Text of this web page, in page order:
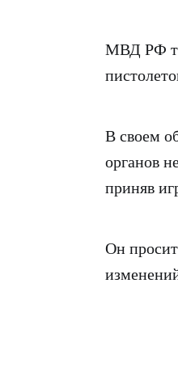
МВД РФ
В своем
органов
приняв
Он